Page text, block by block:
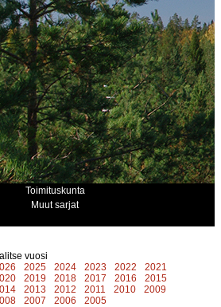
Toimituskunta
Muut sarjat
vuosi
2025 2024 2023 2022
2021
2019 2018 2017 2016
2015
2013 2012 2011 2010
2009
2007 2006 2005